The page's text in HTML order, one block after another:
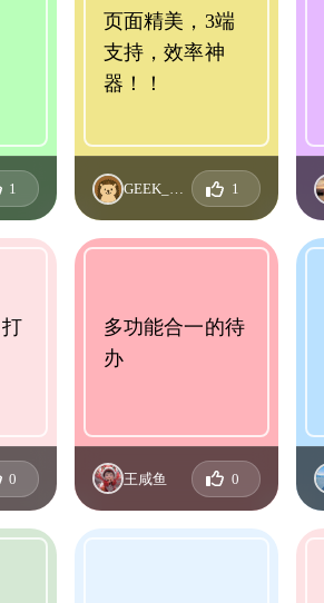
1
页面精美，3端
支持，效率神
器！！
GEEK_DBFXEQBD 1
0
多功能合一的待
办
王咸鱼 0